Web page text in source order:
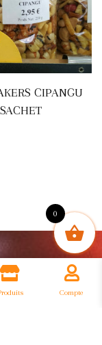
CIPANGU
Apps Compte
0